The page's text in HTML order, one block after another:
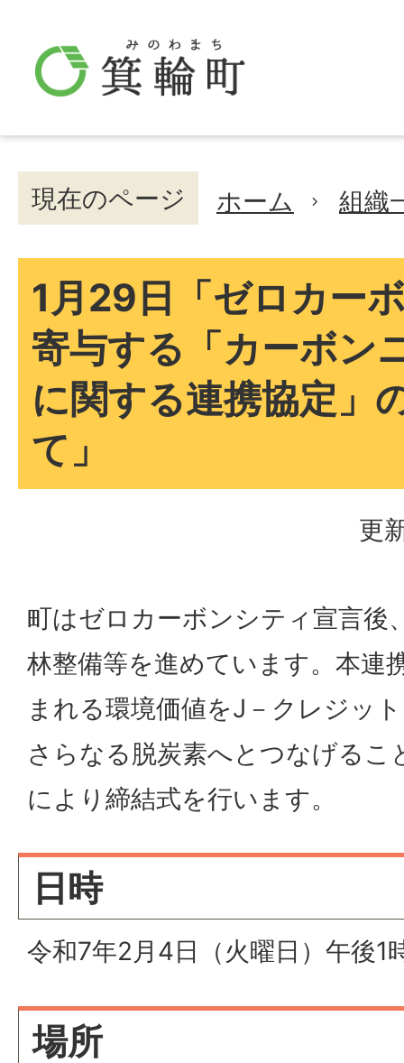
現在のページ ホーム 組織
1月29日「ゼロカー
寄与する「カーボン
に関する連携協定」
て」
更
町はゼロカーボンシティ宣言後
林整備等を進めています。本連
まれる環境価値をJ－クレジッ
さらなる脱炭素へとつなげるこ
により締結式を行います。
日時
令和7年2月4日（火曜日）午後1
場所